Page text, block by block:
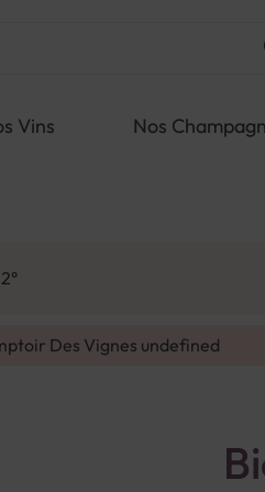
Vins Nos
Des Vignes undefined